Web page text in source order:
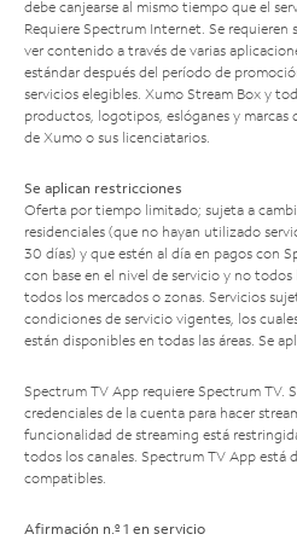
debe canjearse al mismo tiempo que el
Requiere Spectrum Internet. Se requieren
ver contenido a través de varias
estándar después del período de
servicios elegibles. Xumo Stream Box y
productos, logotipos, eslóganes y marcas
de Xumo o sus licenciatarios.
Se aplican restricciones
Oferta por tiempo limitado; sujeta a
residenciales (que no hayan utilizado
30 días) y que estén al día en pagos con
con base en el nivel de servicio y no
todos los mercados o zonas. Servicios
condiciones de servicio vigentes, los
están disponibles en todas las áreas. Se
Spectrum TV App requiere Spectrum TV.
credenciales de la cuenta para hacer
funcionalidad de streaming está
todos los canales. Spectrum TV App está
compatibles.
Afirmación n.º 1 en servicio